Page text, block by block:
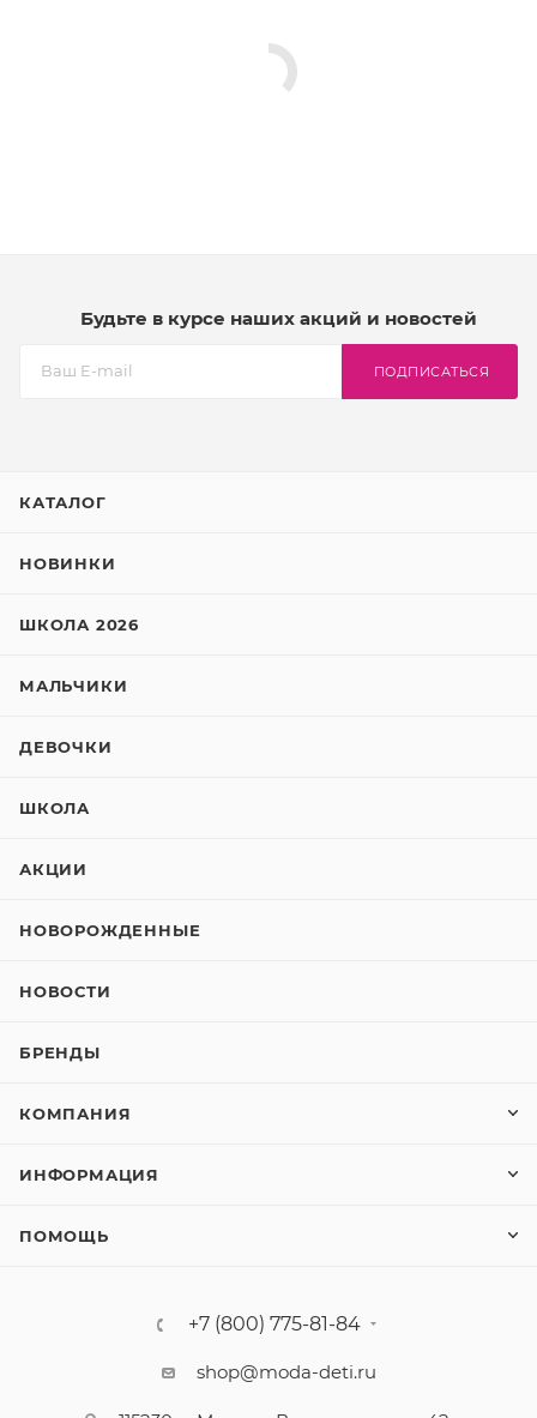
Будьте в курсе наших акций и новостей
ПОДПИСАТЬСЯ
КАТАЛОГ
НОВИНКИ
ШКОЛА 2026
МАЛЬЧИКИ
ДЕВОЧКИ
ШКОЛА
АКЦИИ
НОВОРОЖДЕННЫЕ
НОВОСТИ
БРЕНДЫ
КОМПАНИЯ
ИНФОРМАЦИЯ
ПОМОЩЬ
+7 (800) 775-81-84
shop@moda-deti.ru